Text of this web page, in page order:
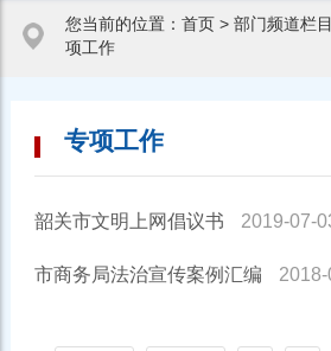
您当前的位置： 首页> 部门频道栏目
项工作
专项工作
韶关市文明上网倡议书 2019-07-
市商务局法治宣传案例汇编